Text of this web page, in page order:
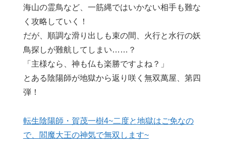
海山の霊鳥など、一筋縄ではいかない相手も難な
く攻略していく！
だが、順調な滑り出しも束の間、火行と水行の妖
鳥探しが難航してしまい……？
「主様なら、神も仏も楽勝ですよね？」
とある陰陽師が地獄から返り咲く無双萬屋、第四
弾！
転生陰陽師・賀茂一樹4~二度と地獄はご免なの
で、閻魔大王の神気で無双します~